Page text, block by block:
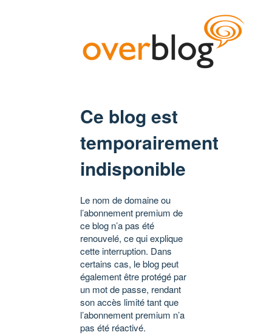
Ce blog est
temporairement
indisponible
Le nom de domaine ou
l’abonnement premium de
ce blog n’a pas été
renouvelé, ce qui explique
cette interruption. Dans
certains cas, le blog peut
également être protégé par
un mot de passe, rendant
son accès limité tant que
l’abonnement premium n’a
pas été réactivé.